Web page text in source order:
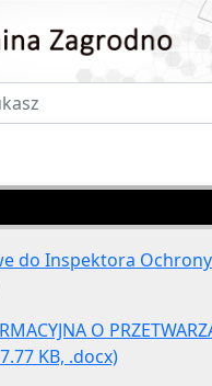
do Inspektora
O
KB, .docx)